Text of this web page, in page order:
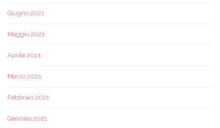
Giugno 2021
Maggio 2021
Aprile 2021
Marzo 2021
Febbraio 2021
Gennaio 2021